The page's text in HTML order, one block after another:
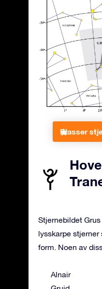
Plasser
Stjernebildet
lysskarpe stjerner
form. Noen av
Alnair